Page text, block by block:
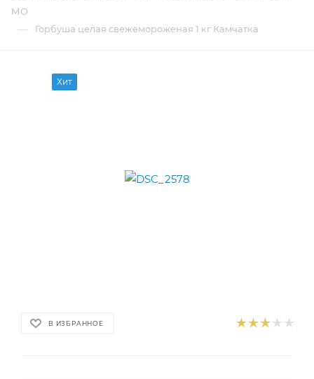
МО
— Горбуша целая свежемороженая 1 кг Камчатка
Хит
В ИЗБРАННОЕ